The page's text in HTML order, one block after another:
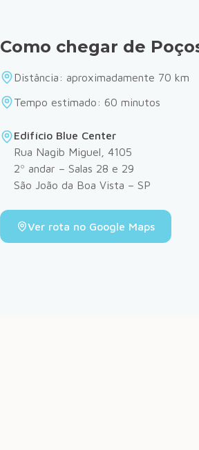
Como chegar de
Distância: aproximadamente 70 km
Tempo estimado: 60 minutos
Edifício Blue Center
Rua Nagib Miguel, 4105
2º andar – Salas 28 e 29
São João da Boa Vista – SP
Ver rota no Google Maps